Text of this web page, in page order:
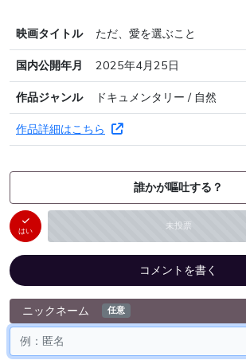
映画タイトル
ただ、愛を選ぶこと
国内公開年月
2025年4月25日
作品ジャンル
ドキュメンタリー / 自然
作品詳細はこちら
誰かが嘔吐する？
はい 未投票
コメントを書く
ニックネーム 任意